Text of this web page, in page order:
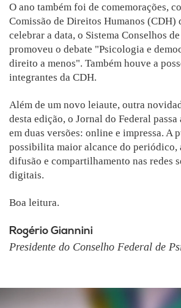
O ano também foi de comemorações,
Comissão de Direitos Humanos (CDH)
celebrar a data, o Sistema Conselhos
promoveu o debate "Psicologia e
direito a menos". Também houve a
integrantes da CDH.
Além de um novo leiaute, outra
desta edição, o Jornal do Federal passa
em duas versões: online e impressa. A
possibilita maior alcance do periódico,
difusão e compartilhamento nas redes
digitais.
Boa leitura.
Rogério Giannini
Presidente do Conselho Federal de